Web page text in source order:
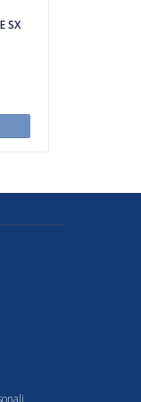
SX